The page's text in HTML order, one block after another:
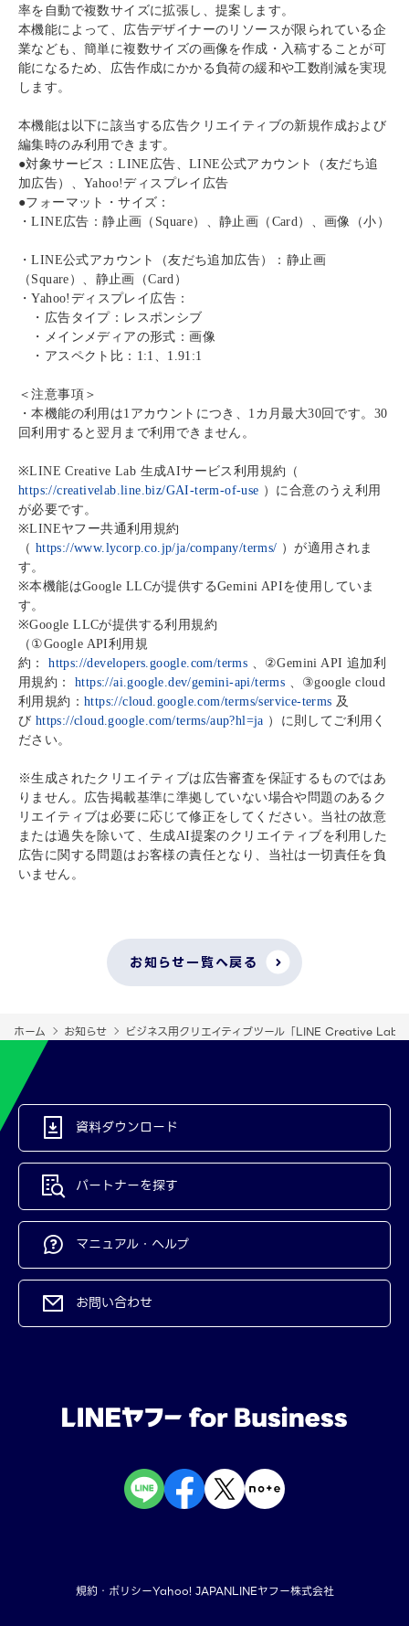
率を自動で複数サイズに拡張し、提案します。
本機能によって、広告デザイナーのリソースが限られている企
業なども、簡単に複数サイズの画像を作成・入稿することが可
能になるため、広告作成にかかる負荷の緩和や工数削減を実現
します。
本機能は以下に該当する広告クリエイティブの新規作成および
編集時のみ利用できます。
●対象サービス：LINE 広告、LINE公式アカウント（友だち追
加広告）、 Yahoo!ディスプレイ広告
●フォーマット・サイズ：
・LINE広告：静止画（ Square）、静止画（ Card）、画像（小）
・LINE公式アカウント（友だち追加広告）：静止画
（ Square ）、静止画（Card ）
・Yahoo! ディスプレイ広告：
・広告タイプ：レスポンシブ
・メインメディアの形式：画像
・アスペクト比： 1:1 、 1.91:1
＜注意事項＞
・本機能の利用は1 アカウントにつき、 1 カ月最大30回です。 30
回利用すると翌月まで利用できません。
※LINE Creative Lab 生成AIサービス利用規約（
https://creativelab.line.biz/GAI-term-of-use ）に合意のうえ利用
が必要です。
※LINEヤフー共通利用規約
（ https://www.lycorp.co.jp/ja/company/terms/ ）が適用されま
す。
※本機能はGoogle LLCが提供するGemini APIを使用していま
す。
※Google LLCが提供する利用規約
（ ①Google API利用規
約：https://developers.google.com/terms 、 ②Gemini API 追加利
用規約： https://ai.google.dev/gemini-api/terms 、 ③google cloud
利用規約： https://cloud.google.com/terms/service-terms 及
び https://cloud.google.com/terms/aup?hl=ja ）に則してご利用く
ださい。
※生成されたクリエイティブは広告審査を保証するものではあ
りません。広告掲載基準に準拠していない場合や問題のあるク
リエイティブは必要に応じて修正をしてください。当社の故意
または過失を除いて、生成AI提案のクリエイティブを利用した
広告に関する問題はお客様の責任となり、当社は一切責任を負
いません。
お知らせ一覧へ戻る
ホーム お知らせ ビジネス用クリエイティブツール「LINE Creative Lab
資料ダウンロード
パートナーを探す
マニュアル・ヘルプ
お問い合わせ
規約・ポリシーYahoo! JAPANLINEヤフー株式会社